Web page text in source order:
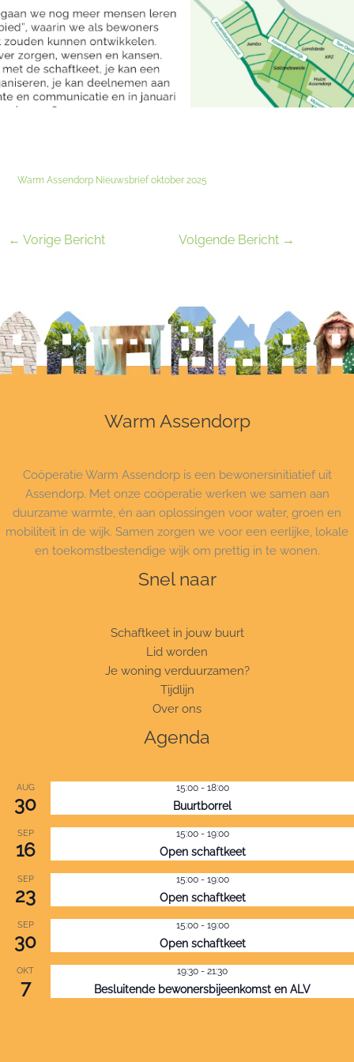
Warm Assendorp Nieuwsbrief oktober 2025
← Vorige Bericht Volgende Bericht →
Warm Assendorp
Coöperatie Warm Assendorp is een bewonersinitiatief uit
Assendorp. Met onze coöperatie werken we samen aan
duurzame warmte, én aan oplossingen voor water, groen en
mobiliteit in de wijk. Samen zorgen we voor een eerlijke, lokale
en toekomstbestendige wijk om prettig in te wonen.
Snel naar
Schaftkeet in jouw buurt
Lid worden
Je woning verduurzamen?
Tijdlijn
Over ons
Agenda
AUG
30
15:00- 18:00
Buurtborrel
SEP
16
15:00- 19:00
Open schaftkeet
SEP
23
15:00- 19:00
Open schaftkeet
SEP
30
15:00- 19:00
Open schaftkeet
OKT
7
19:30 - 21:30
Besluitende bewonersbijeenkomst en ALV